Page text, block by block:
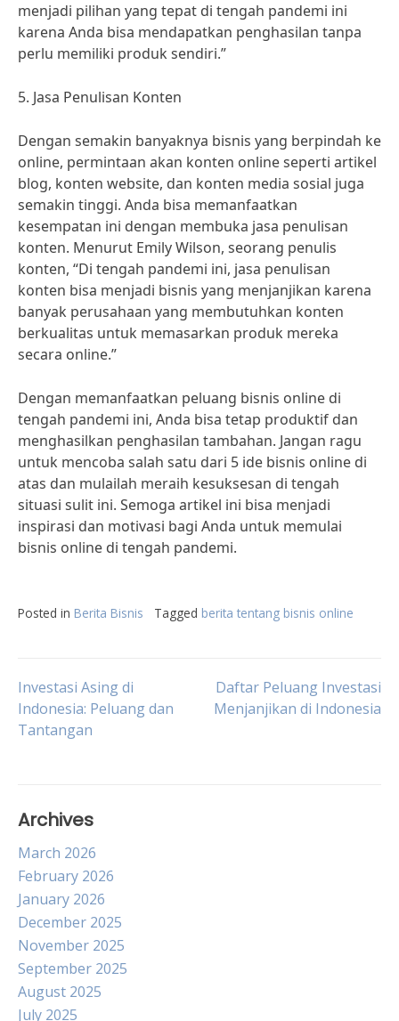
menjadi pilihan yang tepat di tengah pandemi ini
karena Anda bisa mendapatkan penghasilan tanpa
perlu memiliki produk sendiri.”
5. Jasa Penulisan Konten
Dengan semakin banyaknya bisnis yang berpindah ke
online, permintaan akan konten online seperti artikel
blog, konten website, dan konten media sosial juga
semakin tinggi. Anda bisa memanfaatkan
kesempatan ini dengan membuka jasa penulisan
konten. Menurut Emily Wilson, seorang penulis
konten, “Di tengah pandemi ini, jasa penulisan
konten bisa menjadi bisnis yang menjanjikan karena
banyak perusahaan yang membutuhkan konten
berkualitas untuk memasarkan produk mereka
secara online.”
Dengan memanfaatkan peluang bisnis online di
tengah pandemi ini, Anda bisa tetap produktif dan
menghasilkan penghasilan tambahan. Jangan ragu
untuk mencoba salah satu dari 5 ide bisnis online di
atas dan mulailah meraih kesuksesan di tengah
situasi sulit ini. Semoga artikel ini bisa menjadi
inspirasi dan motivasi bagi Anda untuk memulai
bisnis online di tengah pandemi.
Posted in Berita Bisnis Tagged berita tentang bisnis online
Post
navigation
Investasi Asing di
Indonesia: Peluang dan
Tantangan
Daftar Peluang Investasi
Menjanjikan di Indonesia
Archives
March 2026
February 2026
January 2026
December 2025
November 2025
September 2025
August 2025
July 2025